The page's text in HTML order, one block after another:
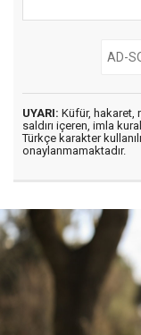
UYARI: Küfür, hakaret,
saldırı içeren, imla
Türkçe karakter
onaylanmamaktadır.